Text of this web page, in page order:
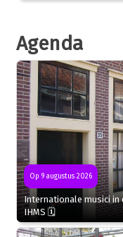
Agenda
Op 9 augustus 2026
Internationale musici in
IHMS 🗓